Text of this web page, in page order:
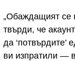
„Обаждащият се
твърди, че
да ‘потвърдите’
ви изпратили —